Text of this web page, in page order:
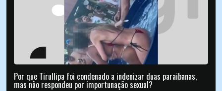
Por que Tirullipa foi condenado a indenizar duas paraibanas,
mas não respondeu por importunação sexual?